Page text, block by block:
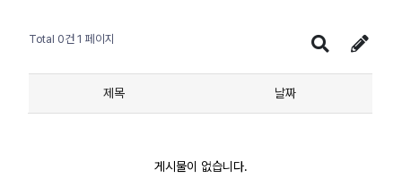
Total 0건 1 페이지
제목 날짜
게시물이 없습니다.